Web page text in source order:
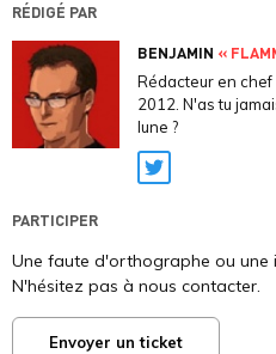
RÉDIGÉ PAR
BENJAMIN «
Rédacteur en
2012. N'as tu
lune ?
Twitter
PARTICIPER
Une faute d'orthographe ou une
N'hésitez pas à nous contacter.
Envoyer un ticket